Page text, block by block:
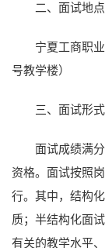
二、面试地点
宁夏工商职
号教学楼）
三、面试形
面试成绩满
资格。面试按照
行。其中，结构
质；半结构化面
有关的教学水平